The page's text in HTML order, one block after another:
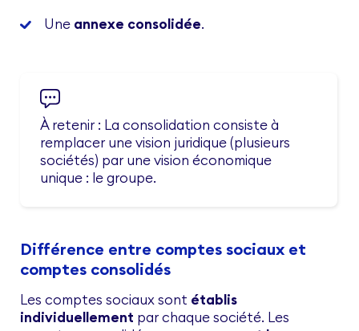
Une annexe consolidée.
À retenir : La consolidation consiste à
remplacer une vision juridique (plusieurs
sociétés) par une vision économique
unique : le groupe.
Différence entre comptes sociaux et
comptes consolidés
Les comptes sociaux sont établis
individuellement par chaque société. Les